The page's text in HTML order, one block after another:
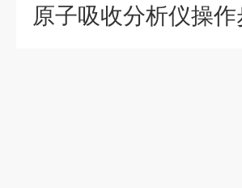
原子吸收分析仪操作